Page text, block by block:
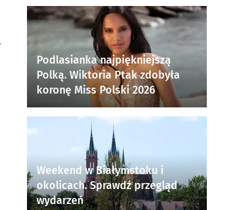
Podlasianka najpiękniejszą
Polką. Wiktoria Ptak zdobyła
koronę Miss Polski 2026
Weekend w Białymstoku i
okolicach. Sprawdź przegląd
wydarzeń